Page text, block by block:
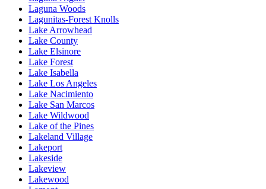
Laguna Woods
Lagunitas-Forest Knolls
Lake Arrowhead
Lake County
Lake Elsinore
Lake Forest
Lake Isabella
Lake Los Angeles
Lake Nacimiento
Lake San Marcos
Lake Wildwood
Lake of the Pines
Lakeland Village
Lakeport
Lakeside
Lakeview
Lakewood